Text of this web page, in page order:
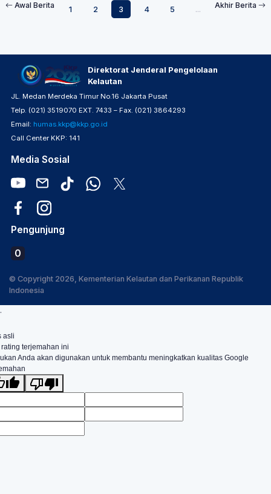
Awal Berita 1 2 3 4 5 ... Akhir Berita
Direktorat Jenderal Pengelolaan
Kelautan
JL. Medan Merdeka Timur No.16 Jakarta Pusat
Telp. (021) 3519070 EXT. 7433 – Fax. (021) 3864293
Email: humas.kkp@kkp.go.id
Call Center KKP: 141
Media Sosial
Pengunjung
0
© Copyright 2026, Kementerian Kelautan dan Perikanan Republik
Indonesia
.
asli
terjemahan ini
Anda akan digunakan untuk membantu meningkatkan kualitas Google